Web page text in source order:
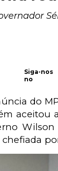
Siga-nos
no
do
aceitou
Wilson